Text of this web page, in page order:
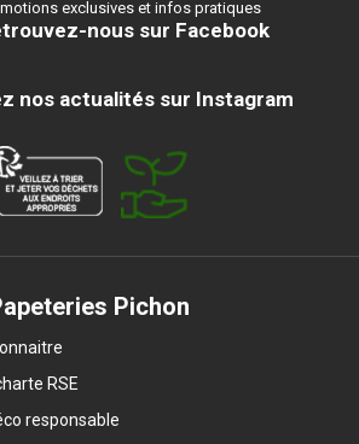
exclusives et infos pratiques
nous sur Facebook
nos actualités sur Instagram
Pichon
RSE
responsable